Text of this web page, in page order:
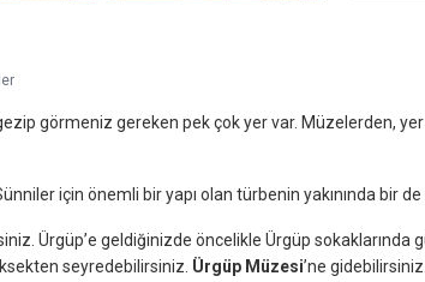
görmeniz gereken pek çok yer var. Müzelerden,
için önemli bir yapı olan türbenin yakınında bir
Ürgüp’e geldiğinizde öncelikle Ürgüp
seyredebilirsiniz. Ürgüp Müzesi’ne gidebilirsiniz.